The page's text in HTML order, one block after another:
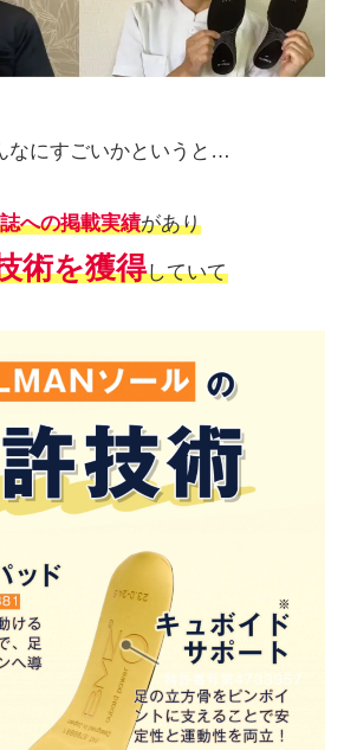
なにすごいかというと…
への掲載実績があり
術を獲得していて